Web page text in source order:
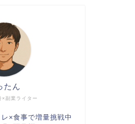
×副業ライター
たん
×食事で増量挑戦中